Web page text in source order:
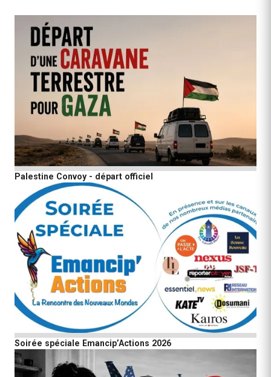
Palestine Convoy - départ officiel
Soirée spéciale Emancip’Actions 2026